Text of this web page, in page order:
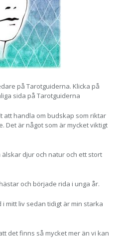
på Tarotguiderna. Klicka på
sida på Tarotguiderna
att handla om budskap som riktar
Det är något som är mycket viktigt
djur och natur och ett stort
och började rida i unga år.
mitt liv sedan tidigt är min starka
det finns så mycket mer än vi kan